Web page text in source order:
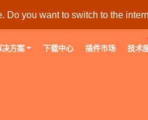
Do you want to switch to the
决方案 下载中心 插件市场 技术